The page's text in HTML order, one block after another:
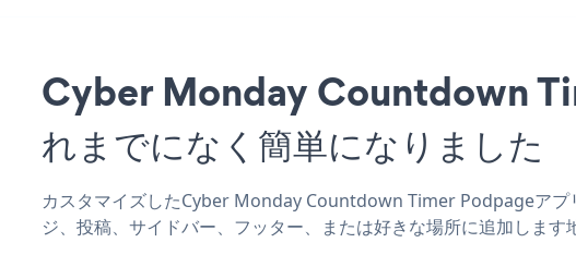
Cyber Monday Countdown
れまでになく簡単になりました
カスタマイズしたCyber Monday Countdown Timer Podpageア
ジ、投稿、サイドバー、フッター、または好きな場所に追加します